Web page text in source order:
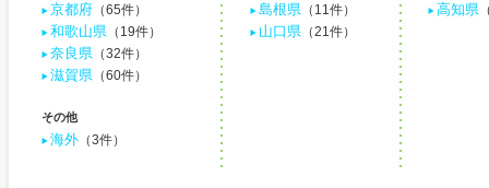
京都府 （65件）
和歌山県 （19件）
奈良県 （32件）
滋賀県 （60件）
島根県 （11件）
山口県 （21件）
高知県
その他
海外 （3件）